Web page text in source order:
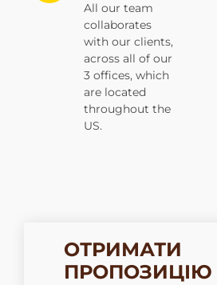
All our team
collaborates
with our clients,
across all of our
3 offices, which
are located
throughout the
US.
ОТРИМАТИ
ПРОПОЗИЦІЮ